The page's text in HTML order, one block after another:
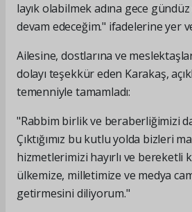
layık olabilmek adına gece
devam edeceğim." ifadelerine yer
Ailesine, dostlarına ve
dolayı teşekkür eden Karakaş,
temenniyle tamamladı:
"Rabbim birlik ve beraberliğimizi
Çıktığımız bu kutlu yolda bizleri
hizmetlerimizi hayırlı ve bereketli
ülkemize, milletimize ve medya
getirmesini diliyorum."